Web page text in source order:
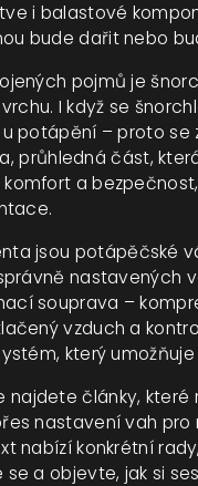
i balastové
bude dařit nebo
pojmů je
. I když se
potápění – proto
,průhledná část,
komfort a
jsou potápěčské
nastavených
souprava –
vzduch a
který
najdete články,
nastavení vah
nabízí konkrétní
a objevte, jak si